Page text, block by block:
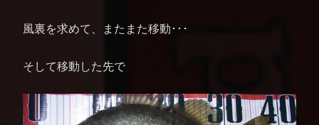
風裏を求めて、またまた移動･･･
そして移動した先で